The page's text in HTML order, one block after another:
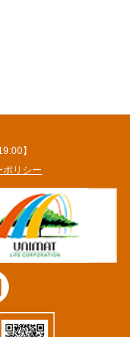
】
ポリシー